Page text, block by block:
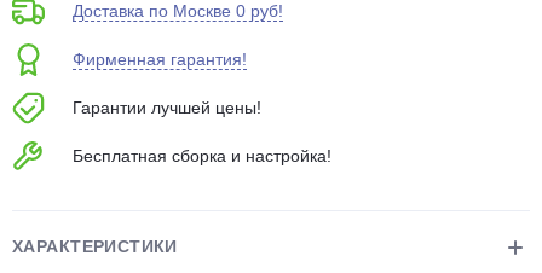
Доставка по Москве 0 руб!
Фирменная гарантия!
Гарантии лучшей цены!
Бесплатная сборка и настройка!
ХАРАКТЕРИСТИКИ
Подробнее
Остались вопросы?